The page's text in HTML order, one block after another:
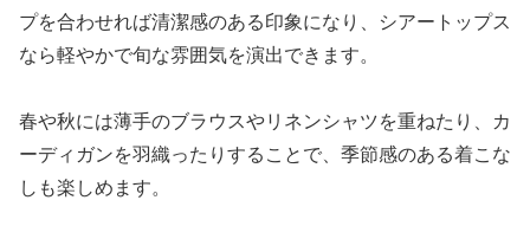
プを合わせれば清潔感のある印象になり、シアートップス
なら軽やかで旬な雰囲気を演出できます。
春や秋には薄手のブラウスやリネンシャツを重ねたり、カ
ーディガンを羽織ったりすることで、季節感のある着こな
しも楽しめます。